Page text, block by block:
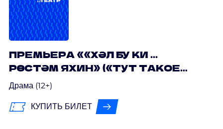
ПРЕМЬЕРА ««ХӘЛ БУ КИ ...
РӨСТӘМ ЯХИН» («ТУТ ТАКОЕ
ДЕЛО…РУСТЕМ ЯХИН»)
Драма (12+)
КУПИТЬ БИЛЕТ